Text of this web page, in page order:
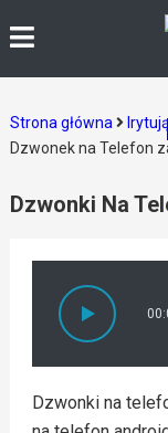
Strona główna
Dzwonek na Telefon
Dzwonki Na
Dzwonki na